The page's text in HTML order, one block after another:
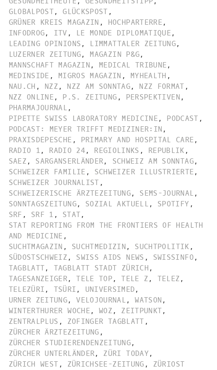
GLOBALPOST, GLÜCKSPOST ,
GRÜNER KREIS MAGAZIN , HOCHPARTERRE ,
INFODROG, ITV , LE MONDE DIPLOMATIQUE ,
LEADING OPINIONS , LIMMATTALER ZEITUNG,
LUZERNER ZEITUNG, MAGAZIN P&G,
MANNSCHAFT MAGAZIN , MEDICAL TRIBUNE ,
MEDINSIDE , MIGROS MAGAZIN , MYHEALTH ,
NAU.CH , NZZ , NZZ AM SONNTAG, NZZ FORMAT ,
NZZ ONLINE , P.S. ZEITUNG , PERSPEKTIVEN ,
PHARMAJOURNAL ,
PIPETTE SWISS LABORATORY MEDICINE , PODCAST ,
PODCAST: MEYER TRIFFT MEDIZINER:IN ,
PRAXISDEPESCHE , PRIMARY AND HOSPITAL CARE ,
RADIO 1 , RADIO 24, REGIOLINKS , REPUBLIK ,
SAEZ , SARGANSERLÄNDER, SCHWEIZ AM SONNTAG,
SCHWEIZER FAMILIE , SCHWEIZER ILLUSTRIERTE ,
SCHWEIZER JOURNALIST ,
SCHWEIZERISCHE ÄRZTEZEITUNG, SEMS-JOURNAL ,
SONNTAGSZEITUNG, SOZIAL AKTUELL , SPOTIFY ,
SRF , SRF 1 , STAT,
STAT REPORTING FROM THE FRONTIERS OF HEALTH
AND MEDICINE ,
SUCHTMAGAZIN , SUCHTMEDIZIN , SUCHTPOLITIK ,
SÜDOSTSCHWEIZ , SWISS AIDS NEWS , SWISSINFO ,
TAGBLATT, TAGBLATT STADT ZÜRICH ,
TAGESANZEIGER, TELE TOP, TELE Z , TELEZ ,
TELEZÜRI , TSÜRI , UNIVERSIMED ,
URNER ZEITUNG, VELOJOURNAL , WATSON ,
WINTERTHURER WOCHE , WOZ , ZEITPUNKT,
ZENTRALPLUS , ZOFINGER TAGBLATT ,
ZÜRCHER ÄRZTEZEITUNG ,
ZÜRCHER STUDIERENDENZEITUNG,
ZÜRCHER UNTERLÄNDER, ZÜRI TODAY,
ZÜRICH WEST , ZÜRICHSEE-ZEITUNG , ZÜRIOST